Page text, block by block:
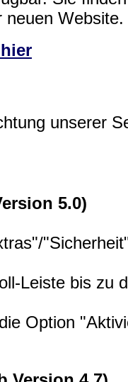
neuen Website.
unserer
5.0)
Leiste bis zu
Option